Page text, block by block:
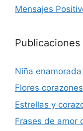
Mensajes
Niña enamorada
Flores
Estrellas y
Frases de amor